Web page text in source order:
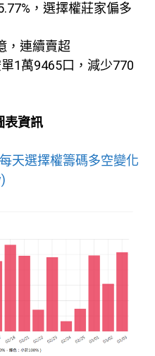
，選擇權莊家偏多
，連續賣超
1萬9465口，減少770
表資訊
天選擇權籌碼多空變化